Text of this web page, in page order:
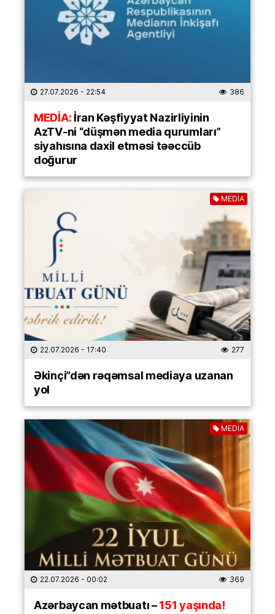
27.07.2026 - 22:54 386
MEDİA:İran Kəşfiyyat Nazirliyinin
AzTV-ni “düşmən media qurumları”
siyahısına daxil etməsi təəccüb
doğurur
MEDİA
22.07.2026 - 17:40 277
Əkinçi”dən rəqəmsal mediaya uzanan
yol
MEDİA
22.07.2026 - 00:02 369
Azərbaycan mətbuatı –151 yaşında!